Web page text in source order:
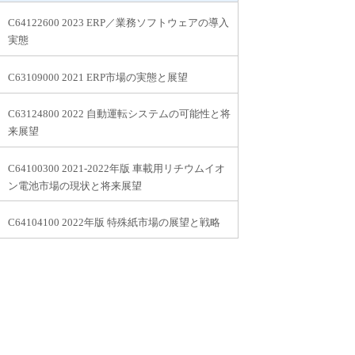
C64122600 2023 ERP／業務ソフトウェアの導入
実態
C63109000 2021 ERP市場の実態と展望
C63124800 2022 自動運転システムの可能性と将
来展望
C64100300 2021-2022年版 車載用リチウムイオ
ン電池市場の現状と将来展望
C64104100 2022年版 特殊紙市場の展望と戦略